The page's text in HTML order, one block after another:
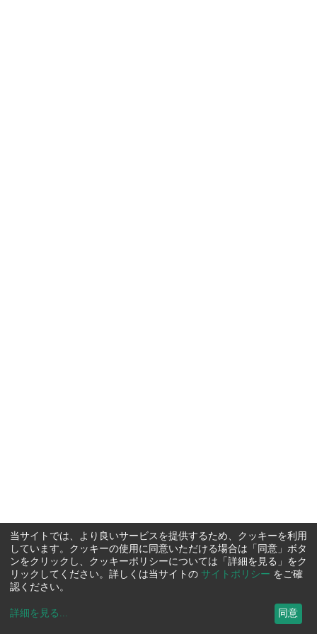
当サイトでは、より良いサービスを提供するため、クッキーを利用
しています。クッキーの使用に同意いただける場合は「同意」ボタ
ンをクリックし、クッキーポリシーについては「詳細を見る」をク
リックしてください。詳しくは当サイトの サイトポリシー をご確
認ください。
詳細を見る ... 同意